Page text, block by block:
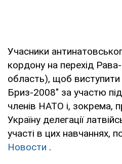
Учасники
кордону на перехід
область), щоб виступити
Бриз-2008" за участю
членів НАТО і, зокрема,
Україну делегації
участі в цих навчаннях,
Новости .